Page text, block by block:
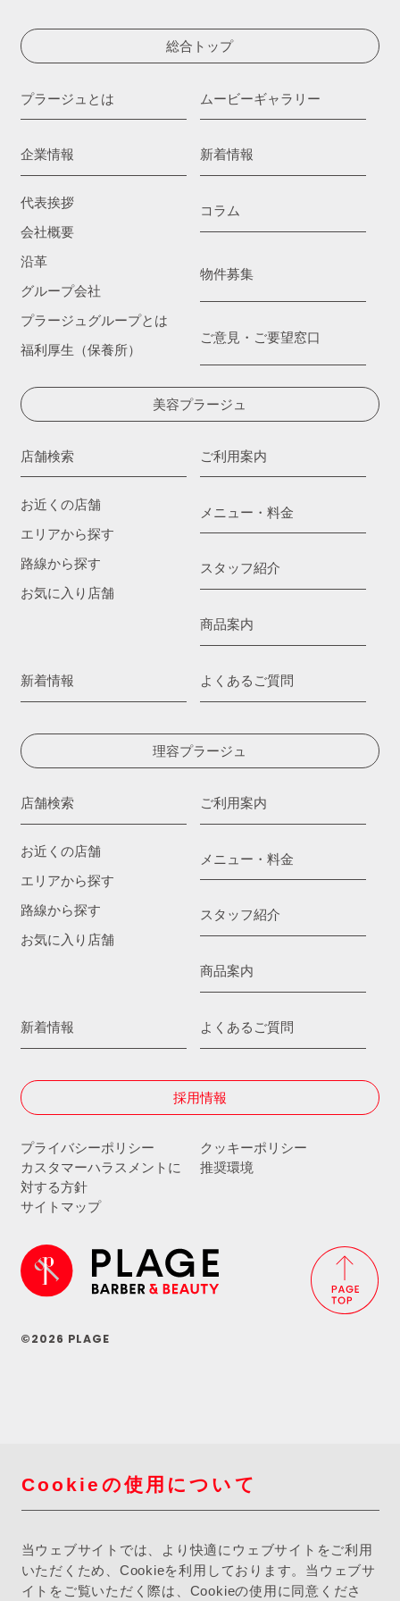
総合トップ
プラージュとは
企業情報
代表挨拶
会社概要
沿革
グループ会社
プラージュグループとは
福利厚生（保養所）
ムービーギャラリー
新着情報
コラム
物件募集
ご意見・ご要望窓口
美容プラージュ
店舗検索
お近くの店舗
エリアから探す
路線から探す
お気に入り店舗
ご利用案内
メニュー・料金
スタッフ紹介
商品案内
新着情報 よくあるご質問
理容プラージュ
店舗検索
お近くの店舗
エリアから探す
路線から探す
お気に入り店舗
ご利用案内
メニュー・料金
スタッフ紹介
商品案内
新着情報 よくあるご質問
採用情報
プライバシーポリシー
クッキーポリシー
カスタマーハラスメントに
対する方針
推奨環境
サイトマップ
©2026 PLAGE
Cookieの使用について
当ウェブサイトでは、より快適にウェブサイトをご利用
いただくため、Cookieを利用しております。当ウェブサ
イトをご覧いただく際は、Cookieの使用に同意くださ